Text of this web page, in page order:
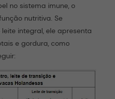
no sistema imune, o
nutritiva. Se
integral, ele apresenta
e gordura, como